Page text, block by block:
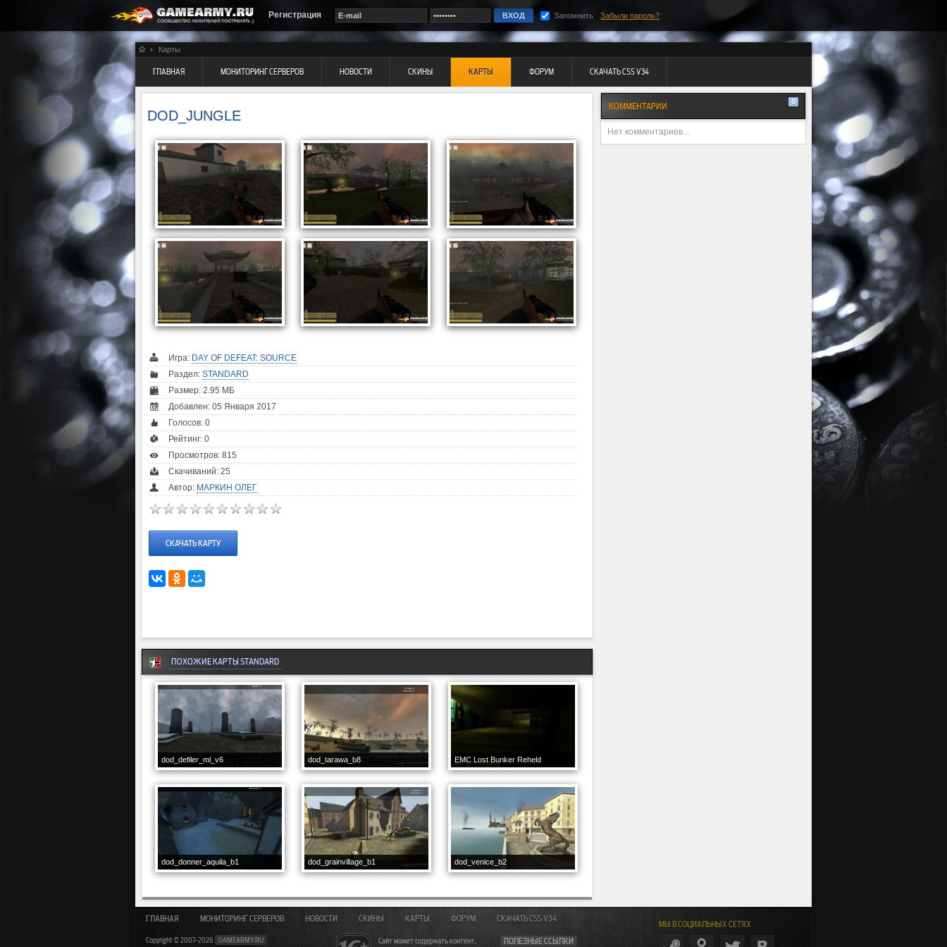
Регистрация Запомнить Забыли пароль?
Карты
ГЛАВНАЯ МОНИТОРИНГ СЕРВЕРОВ НОВОСТИ СКИНЫ КАРТЫ ФОРУМ СКАЧАТЬ CSS V34
DOD_JUNGLE
Игра: DAY OF DEFEAT: SOURCE
Раздел: STANDARD
Размер: 2.95 МБ
Добавлен: 05 Января 2017
Голосов: 0
Рейтинг: 0
Просмотров: 815
Скачиваний: 25
Автор: МАРКИН ОЛЕГ
СКАЧАТЬ КАРТУ
ПОХОЖИЕ КАРТЫ STANDARD
dod_defiler_ml_v6 dod_tarawa_b8 EMC Lost Bunker Reheld
dod_donner_aquila_b1 dod_grainvillage_b1 dod_venice_b2
КОММЕНТАРИИ 0
Нет комментариев...
МЫ В СОЦИАЛЬНЫХ СЕТЯХ
Сайт может содержать контент,
ПОЛЕЗНЫЕ ССЫЛКИ
ГЛАВНАЯ МОНИТОРИНГ СЕРВЕРОВ НОВОСТИ СКИНЫ КАРТЫ ФОРУМ СКАЧАТЬ CSS V34
Copyright © 2007-2026
GAMEARMY.RU